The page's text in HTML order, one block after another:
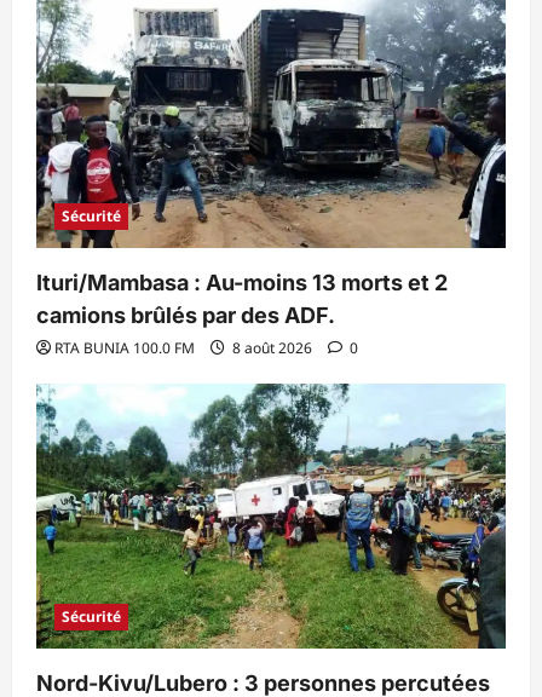
Sécurité
Ituri/Mambasa : Au-moins 13 morts et 2
camions brûlés par des ADF.
RTA BUNIA 100.0 FM 8 août 2026 0
Sécurité
Nord-Kivu/Lubero : 3 personnes percutées